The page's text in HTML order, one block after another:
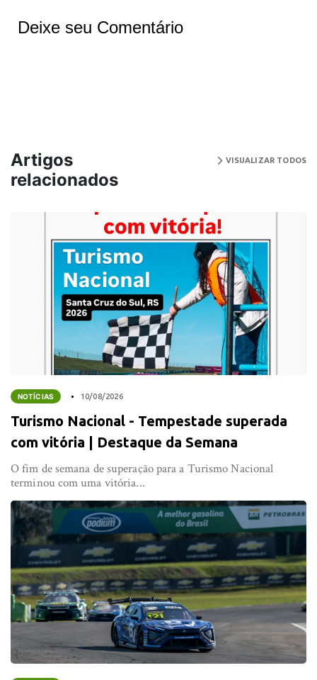
Deixe seu Comentário
Artigos
relacionados
VISUALIZAR TODOS
NOTÍCIAS 10/08/2026
Turismo Nacional - Tempestade superada
com vitória | Destaque da Semana
O fim de semana de superação para a Turismo Nacional
terminou com uma vitória...